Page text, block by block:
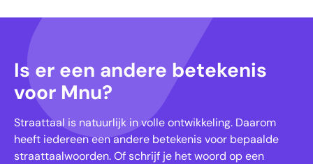
Is er een andere betekenis
voor Mnu?
Straattaal is natuurlijk in volle ontwikkeling. Daarom
heeft iedereen een andere betekenis voor bepaalde
straattaalwoorden. Of schrijf je het woord op een